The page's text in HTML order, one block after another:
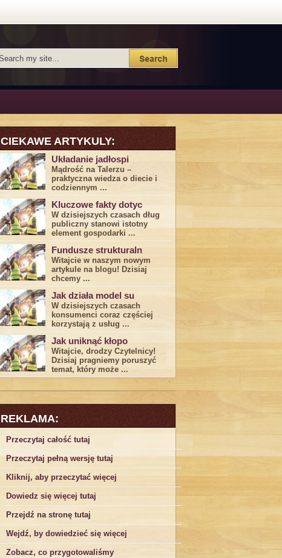
CIEKAWE ARTYKULY:
Układanie jadłospi
Mądrość na Talerzu –
praktyczna wiedza o diecie i
codziennym ...
Kluczowe fakty dotyc
W dzisiejszych czasach dług
publiczny stanowi istotny
element gospodarki ...
Fundusze strukturaln
Witajcie w naszym nowym
artykule na blogu! Dzisiaj
chcemy ...
Jak działa model su
W dzisiejszych czasach
konsumenci ‌coraz częściej
korzystają z usług⁤ ...
Jak uniknąć kłopo
Witajcie, drodzy Czytelnicy!
Dzisiaj pragniemy poruszyć
temat, który może ...
REKLAMA:
Przeczytaj całość tutaj
Przeczytaj pełną wersję tutaj
Kliknij, aby przeczytać więcej
Dowiedz się więcej tutaj
Przejdź na stronę tutaj
Wejdź, by dowiedzieć się więcej
Zobacz, co przygotowaliśmy